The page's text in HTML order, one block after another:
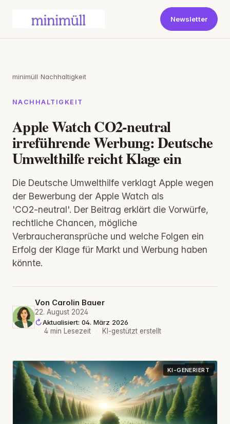
Newsletter
minimüll›Nachhaltigkeit
NACHHALTIGKEIT
Apple Watch CO2-neutral
irreführende Werbung: Deutsche
Umwelthilfe reicht Klage ein
Die Deutsche Umwelthilfe verklagt Apple wegen
der Bewerbung der Apple Watch als
'CO2‑neutral'. Der Beitrag erklärt die Vorwürfe,
rechtliche Chancen, mögliche
Verbraucheransprüche und welche Folgen ein
Erfolg der Klage für Markt und Werbung haben
könnte.
Von Carolin Bauer
22. August 2024
Aktualisiert: 04. März 2026
·
4 min Lesezeit · KI-gestützt erstellt
KI-GENERIERT